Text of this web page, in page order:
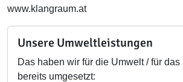
www.klangraum.at
Unsere Umweltleistungen
Das haben wir für die Umwelt / für
bereits umgesetzt: